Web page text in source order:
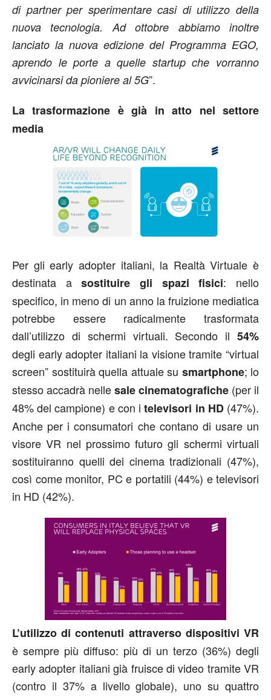
di partner per sperimentare casi di utilizzo della
nuova tecnologia. Ad ottobre abbiamo inoltre
lanciato la nuova edizione del Programma EGO,
aprendo le porte a quelle startup che vorranno
avvicinarsi da pioniere al 5G”.
La trasformazione è già in atto nel settore
media
Per gli early adopter italiani, la Realtà Virtuale è
destinata asostituire gli spazi fisici: nello
specifico, in meno di un anno la fruizione mediatica
potrebbe essere radicalmente trasformata
dall’utilizzo di schermi virtuali. Secondo il 54%
degli early adopter italiani la visione tramite “virtual
screen” sostituirà quella attuale su smartphone; lo
stesso accadrà nellesale cinematografiche (per il
48% del campione) e con itelevisori in HD(47%).
Anche per i consumatori che contano di usare un
visore VR nel prossimo futuro gli schermi virtuali
sostituiranno quelli dei cinema tradizionali (47%),
così come monitor, PC e portatili (44%) e televisori
in HD (42%).
L’utilizzo di contenuti attraverso dispositivi VR
è sempre più diffuso: più di un terzo (36%) degli
early adopter italiani già fruisce di video tramite VR
(contro il 37% a livello globale), uno su quattro